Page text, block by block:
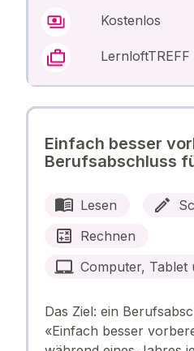
Kostenlos
Einfach besser
Berufsabschluss
Lesen
Rechnen
Computer, Tablet
Das Ziel: ein
«Einfach besser